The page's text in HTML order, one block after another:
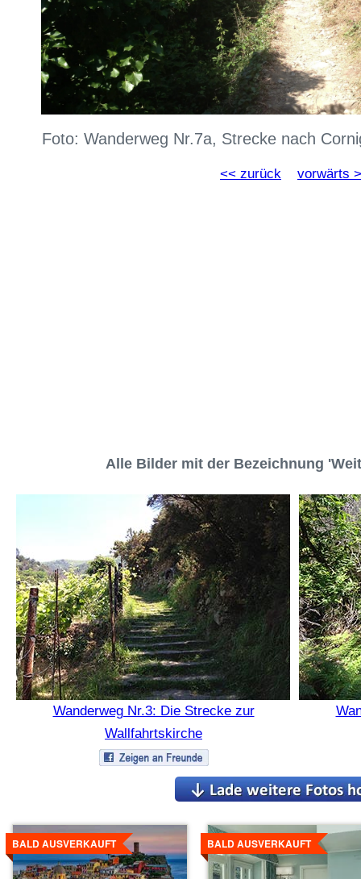
Foto: Wanderweg Nr.7a, Strecke nach
<< zurück vorwärts
Alle Bilder mit der Bezeichnung
Wanderweg Nr.3: Die Strecke zur
Wallfahrtskirche
BALD AUSVERKAUFT
Details
ansehen BALD AUSVERKAUFT
Details
ansehen